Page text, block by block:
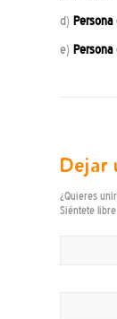
d) Persona
e) Persona
Dejar
¿Quieres
Siéntete